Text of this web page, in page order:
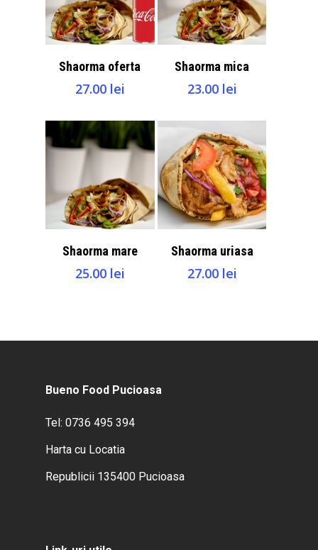
Adaugă La
Shaorma oferta
27.00 lei
Adaugă La
Shaorma mica
23.00 lei
Shaorma mare
25.00 lei
Adaugă La
Shaorma uriasa
27.00 lei
Bueno Food Pucioasa
Tel: 0736 495 394
Harta cu Locatia
Republicii 135400 Pucioasa